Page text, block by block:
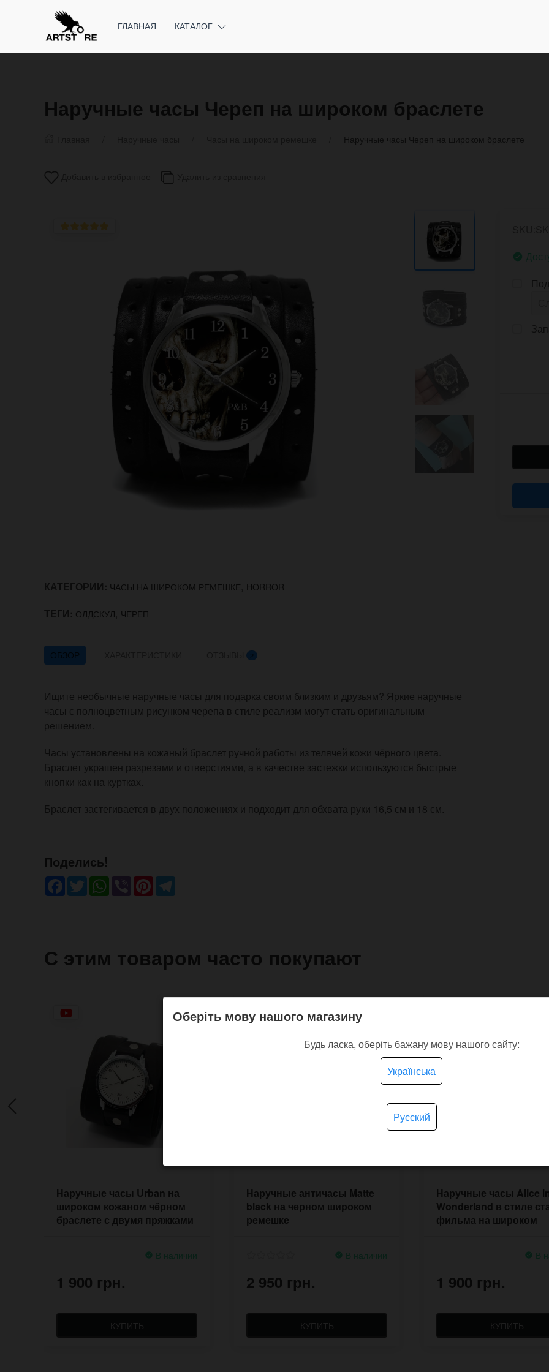
ГЛАВНАЯ КАТАЛОГ
Наручные часы Череп на широком браслете
Наручные часы Череп на широком браслете
КАТЕГОРИИ: ЧАСЫ НА ШИРОКОМ РЕМЕШКЕ, HORROR
ТЕГИ: ОЛДСКУЛ, ЧЕРЕП
ОБЗОР 2
Ищите необычные наручные часы для подарка своим близким и друзьям? Яркие наручные
часы с полноцветным рисунком черепа в стиле реализм могут стать оригинальным
решением.
Часы установлены на кожаный браслет ручной работы из телячей кожи чёрного цвета.
Браслет украшен разрезами и отверстиями, а в качестве застежки используются быстрые
кнопки как на куртках.
Браслет застегивается в двух положениях и подходит для обхвата руки 16,5 см и 18 см.
Поделись!
Facebook
TwitterWhatsApp
ViberPinterest
С этим товаром часто покупают
Наручные часы Urban на
широком кожаном чёрном
браслете с двумя пряжками
В наличии
1 900 грн.
КУПИТЬ
Наручные античасы Matte
black на черном широком
ремешке
В наличии
2 950 грн.
КУПИТЬ
Наручные часы Alice in
Wonderland в стиле
фильма на широком
В
1 900 грн.
КУПИТЬ
Оберіть мову нашого магазину
Будь ласка, оберіть бажану мову нашого сайту:
Українська
Русский